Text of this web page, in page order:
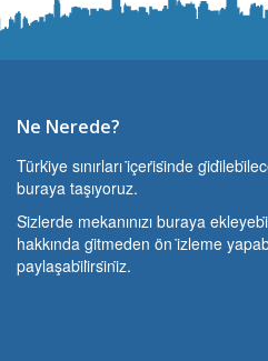
Ne Nerede?
Türki̇ye sınırları i̇çeri̇si̇nde
buraya taşıyoruz.
Si̇zlerde mekanınızı buraya
hakkında gi̇tmeden ön i̇zleme
paylaşabi̇li̇rsi̇ni̇z.